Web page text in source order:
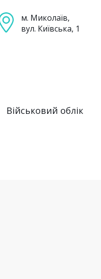
м. Миколаїв,
вул. Київська, 1
Військовий облік